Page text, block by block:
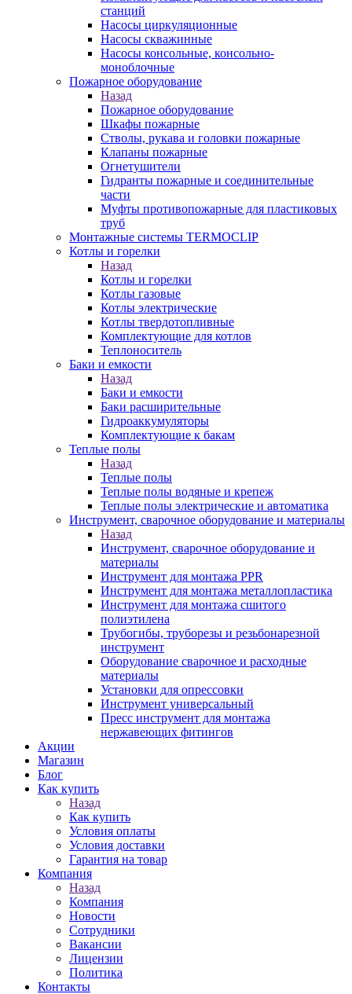
станций
Насосы циркуляционные
Насосы скважинные
Насосы консольные, консольно-
моноблочные
Пожарное оборудование
Назад
Пожарное оборудование
Шкафы пожарные
Стволы, рукава и головки пожарные
Клапаны пожарные
Огнетушители
Гидранты пожарные и соединительные
части
Муфты противопожарные для пластиковых
труб
Монтажные системы TERMOCLIP
Котлы и горелки
Назад
Котлы и горелки
Котлы газовые
Котлы электрические
Котлы твердотопливные
Комплектующие для котлов
Теплоноситель
Баки и емкости
Назад
Баки и емкости
Баки расширительные
Гидроаккумуляторы
Комплектующие к бакам
Теплые полы
Назад
Теплые полы
Теплые полы водяные и крепеж
Теплые полы электрические и автоматика
Инструмент, сварочное оборудование и материалы
Назад
Инструмент, сварочное оборудование и
материалы
Инструмент для монтажа PPR
Инструмент для монтажа металлопластика
Инструмент для монтажа сшитого
полиэтилена
Трубогибы, труборезы и резьбонарезной
инструмент
Оборудование сварочное и расходные
материалы
Установки для опрессовки
Инструмент универсальный
Пресс инструмент для монтажа
нержавеющих фитингов
Акции
Магазин
Блог
Как купить
Назад
Как купить
Условия оплаты
Условия доставки
Гарантия на товар
Компания
Назад
Компания
Новости
Сотрудники
Вакансии
Лицензии
Политика
Контакты